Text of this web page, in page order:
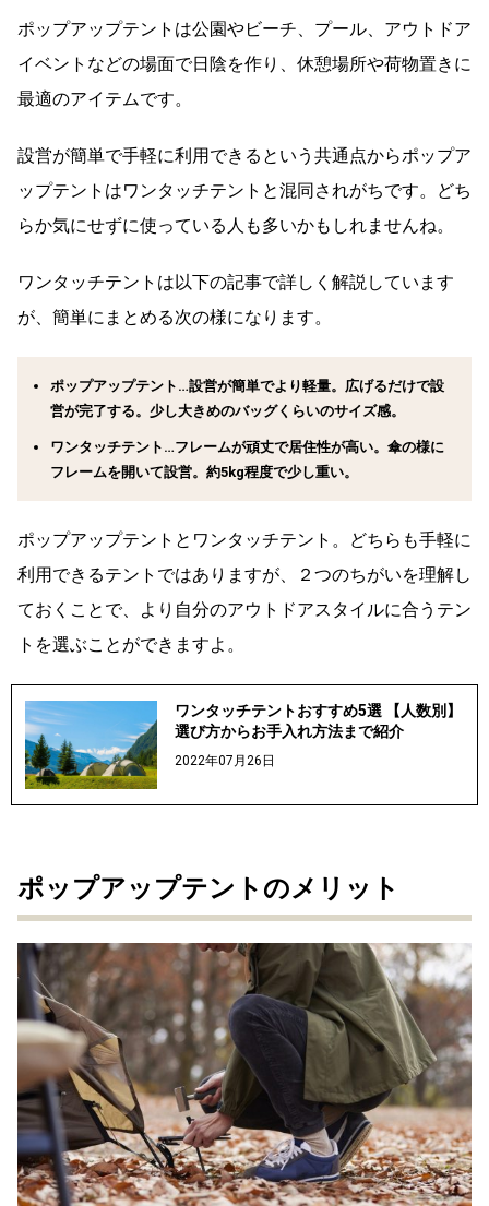
ポップアップテントは公園やビーチ、プール、アウトドア
イベントなどの場面で日陰を作り、休憩場所や荷物置きに
最適のアイテムです。
設営が簡単で手軽に利用できるという共通点からポップア
ップテントはワンタッチテントと混同されがちです。どち
らか気にせずに使っている人も多いかもしれませんね。
ワンタッチテントは以下の記事で詳しく解説しています
が、簡単にまとめる次の様になります。
ポップアップテント…設営が簡単でより軽量。広げるだけで設
営が完了する。少し大きめのバッグくらいのサイズ感。
ワンタッチテント…フレームが頑丈で居住性が高い。傘の様に
フレームを開いて設営。約5kg程度で少し重い。
ポップアップテントとワンタッチテント。どちらも手軽に
利用できるテントではありますが、２つのちがいを理解し
ておくことで、より自分のアウトドアスタイルに合うテン
トを選ぶことができますよ。
ワンタッチテントおすすめ5選 【人数別】
選び方からお手入れ方法まで紹介
2022年07月26日
ポップアップテントのメリット